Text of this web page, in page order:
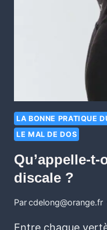
LA BONNE PRATIQUE
LE MAL DE DOS
Qu’appelle-
discale ?
Parcdelong@orange.fr
Entre chaque